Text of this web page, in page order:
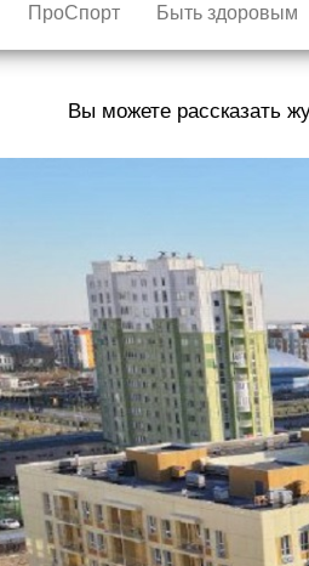
ПроСпорт Быть здоровым
Вы можете рассказать